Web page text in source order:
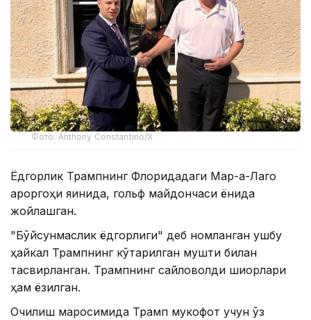
Фото: Anthony Constantino/Х
Ёдгорлик Трампнинг Флоридадаги Мар-а-Лаго
қароргоҳи яқинида, гольф майдончаси ёнида
жойлашган.
"Бўйсунмаслик ёдгорлиги" деб номланган ушбу
ҳайкал Трампнинг кўтарилган мушти билан
тасвирланган. Трампнинг сайловолди шиорлари
ҳам ёзилган.
Очилиш маросимида Трамп мукофот учун ўз